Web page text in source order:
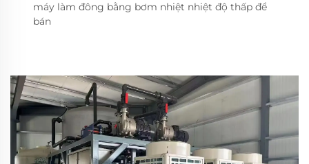
máy làm đông bằng bơm nhiệt nhiệt độ thấp để
bán